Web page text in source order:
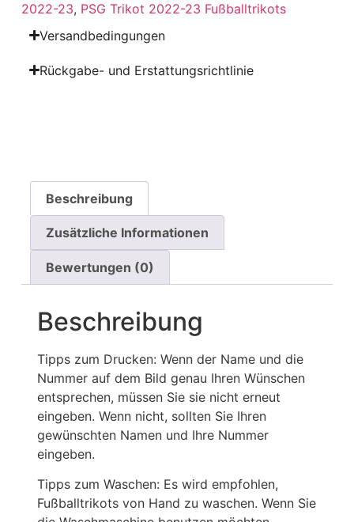
2022-23, PSG Trikot 2022-23 Fußballtrikots
Versandbedingungen
Rückgabe- und Erstattungsrichtlinie
Beschreibung
Zusätzliche Informationen
Bewertungen (0)
Beschreibung
Tipps zum Drucken: Wenn der Name und die
Nummer auf dem Bild genau Ihren Wünschen
entsprechen, müssen Sie sie nicht erneut
eingeben. Wenn nicht, sollten Sie Ihren
gewünschten Namen und Ihre Nummer
eingeben.
Tipps zum Waschen: Es wird empfohlen,
Fußballtrikots von Hand zu waschen. Wenn Sie